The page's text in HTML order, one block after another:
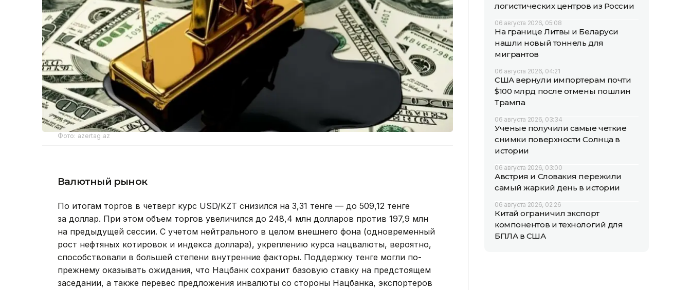
Фото: azertag.az
Валютный рынок
По итогам торгов в четверг курс USD/KZT снизился на 3,31 тенге — до 509,12 тенге
за доллар. При этом объем торгов увеличился до 248,4 млн долларов против 197,9 млн
на предыдущей сессии. С учетом нейтрального в целом внешнего фона (одновременный
рост нефтяных котировок и индекса доллара), укреплению курса нацвалюты, вероятно,
способствовали в большей степени внутренние факторы. Поддержку тенге могли по-
прежнему оказывать ожидания, что Нацбанк сохранит базовую ставку на предстоящем
заседании, а также перевес предложения инвалюты со стороны Нацбанка, экспортеров
логистических центров из России
06 августа 2026, 05:08
На границе Литвы и Беларуси
нашли новый тоннель для
мигрантов
06 августа 2026, 04:21
США вернули импортерам почти
$100 млрд после отмены пошлин
Трампа
06 августа 2026, 03:34
Ученые получили самые четкие
снимки поверхности Солнца в
истории
06 августа 2026, 03:00
Австрия и Словакия пережили
самый жаркий день в истории
06 августа 2026, 02:26
Китай ограничил экспорт
компонентов и технологий для
БПЛА в США